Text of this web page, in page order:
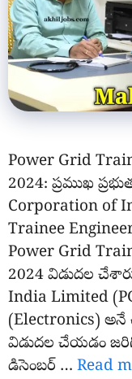
Power Grid
2024: ప్రముఖ
Corporation of
Trainee
Power Grid
2024 విడుదల
India Limited
(Electronics)
విడుదల చేయడం
డిసెంబర్ … Read